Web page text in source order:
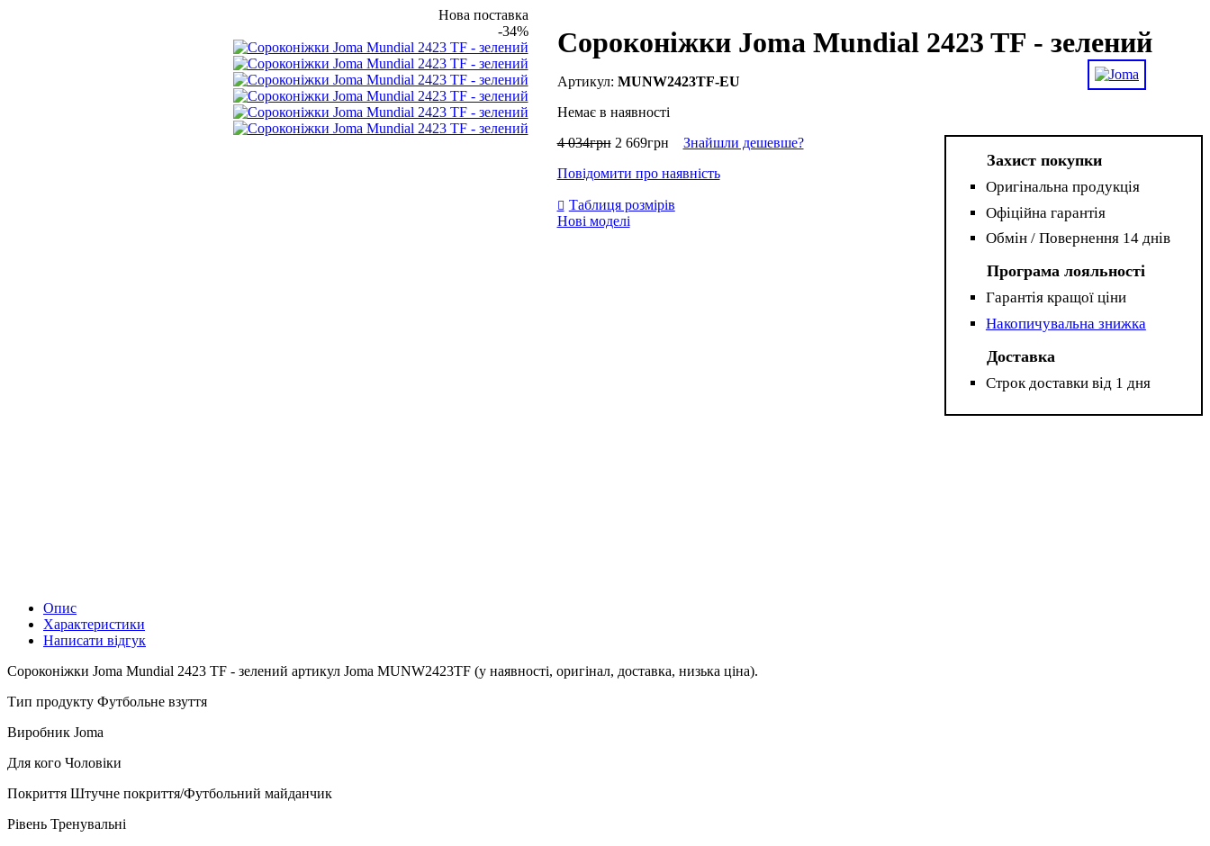
Нова поставка
-34%
Сороконіжки Joma Mundial 2423 TF - зелений
MUNW2423TF-EU
Немає в наявності
4 034грн 2 669грн
Знайшли дешевше?
Повідомити про наявність
Таблиця розмірів
Нові моделі
Захист покупки
Оригінальна продукція
Офіційна гарантія
Обмін / Повернення 14 днів
Програма лояльності
Гарантія кращої ціни
Накопичувальна знижка
Доставка
Строк доставки від 1 дня
Опис
Характеристики
Написати відгук
Сороконіжки Joma Mundial 2423 TF - зелений артикул Joma MUNW2423TF (у наявності, оригінал, доставка, низька ціна).
Тип продукту Футбольне взуття
Виробник Joma
Для кого Чоловіки
Покриття Штучне покриття/Футбольний майданчик
Рівень Тренувальні